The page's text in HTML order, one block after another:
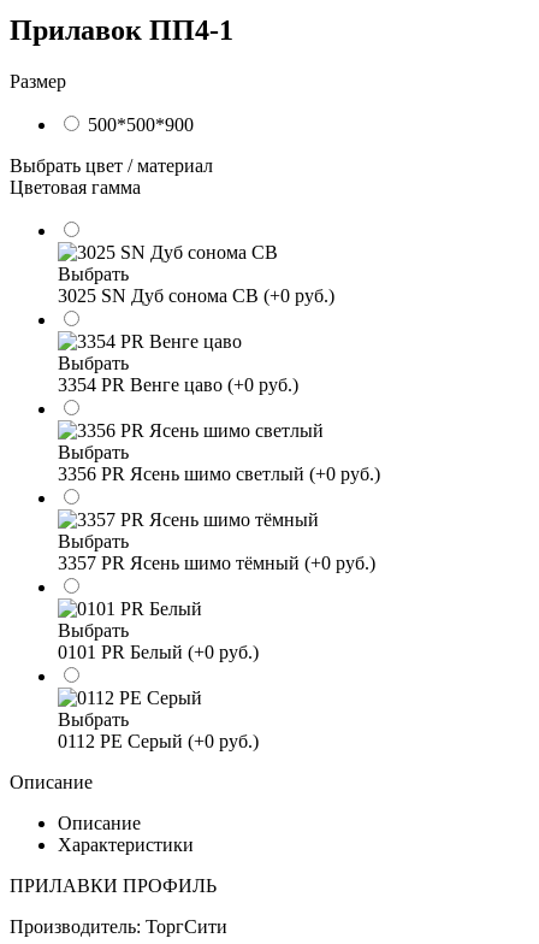
Прилавок ПП4-1
Размер
500*500*900
Выбрать цвет / материал
Цветовая гамма
Выбрать
3025 SN Дуб сонома СВ (+0 руб.)
Выбрать
3354 PR Венге цаво (+0 руб.)
Выбрать
3356 PR Ясень шимо светлый (+0 руб.)
Выбрать
3357 PR Ясень шимо тёмный (+0 руб.)
Выбрать
0101 PR Белый (+0 руб.)
Выбрать
0112 PE Серый (+0 руб.)
Описание
Описание
Характеристики
ПРИЛАВКИ ПРОФИЛЬ
Производитель: ТоргСити